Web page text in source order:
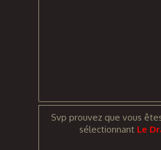
Svp prouvez que vous
sélectionnant Le